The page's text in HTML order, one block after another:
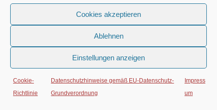
Cookies akzeptieren
Ablehnen
Einstellungen anzeigen
Cookie-
Richtlinie
Datenschutzhinweise gemäß EU-Datenschutz-
Grundverordnung
Impress
um
das sowohl stets Zielgruppen, Bewerbende und das
Zusammenspiel im Hiring Team im Blick hat. Als auch
durch ein proaktives unternehmerisches Handeln
orientiert an Zahlen, Daten, Fakten geprägt ist.
Über die Jahre gesammelteKundenstimmenbelegen,
dass wir unseren Job verstehen undu
partnerschaftlich undohne wenn und aber engagiert
sind - u p o eben.